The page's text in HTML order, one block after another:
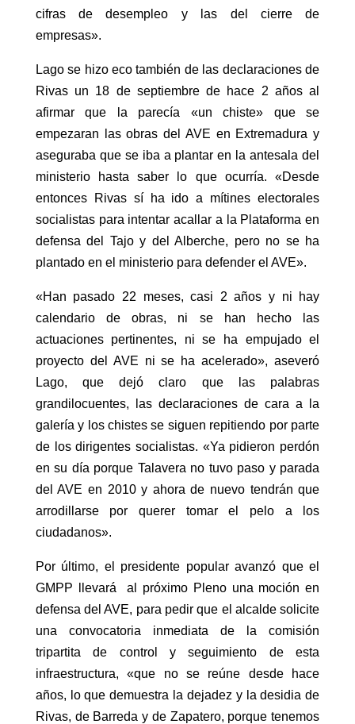
cifras de desempleo y las del cierre de
empresas».
Lago se hizo eco también de las declaraciones de
Rivas un 18 de septiembre de hace 2 años al
afirmar que la parecía «un chiste» que se
empezaran las obras del AVE en Extremadura y
aseguraba que se iba a plantar en la antesala del
ministerio hasta saber lo que ocurría. «Desde
entonces Rivas sí ha ido a mítines electorales
socialistas para intentar acallar a la Plataforma en
defensa del Tajo y del Alberche, pero no se ha
plantado en el ministerio para defender el AVE».
«Han pasado 22 meses, casi 2 años y ni hay
calendario de obras, ni se han hecho las
actuaciones pertinentes, ni se ha empujado el
proyecto del AVE ni se ha acelerado», aseveró
Lago, que dejó claro que las palabras
grandilocuentes, las declaraciones de cara a la
galería y los chistes se siguen repitiendo por parte
de los dirigentes socialistas. «Ya pidieron perdón
en su día porque Talavera no tuvo paso y parada
del AVE en 2010 y ahora de nuevo tendrán que
arrodillarse por querer tomar el pelo a los
ciudadanos».
Por último, el presidente popular avanzó que el
GMPP llevará al próximo Pleno una moción en
defensa del AVE, para pedir que el alcalde solicite
una convocatoria inmediata de la comisión
tripartita de control y seguimiento de esta
infraestructura, «que no se reúne desde hace
años, lo que demuestra la dejadez y la desidia de
Rivas, de Barreda y de Zapatero, porque tenemos